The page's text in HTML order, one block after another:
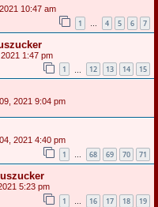
10:47 am
1 … 4 5 6 7
1:47 pm
1 12 13 14 15
2021 9:04 pm
2021 4:40 pm
1 … 68 69 70 71
5:23 pm
1 … 16 17 18 19